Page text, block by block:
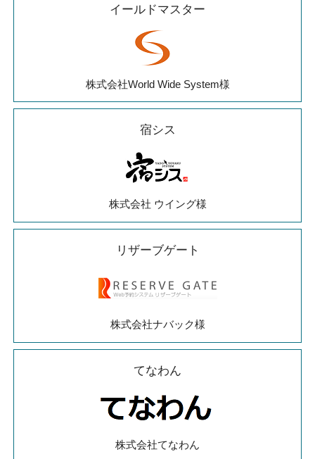
イールドマスター
株式会社World Wide System様
宿シス
株式会社 ウイング様
リザーブゲート
株式会社ナバック様
てなわん
株式会社てなわん